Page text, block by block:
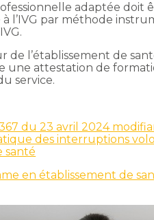
adaptée doit
l’IVG par méthode
de l’établissement de
attestation de
service.
du 23 avril 2024
des interruptions
santé
en établissement de